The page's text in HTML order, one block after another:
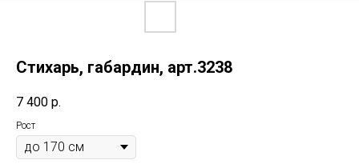
Стихарь, габардин, арт.3238
7 400 р.
Рост